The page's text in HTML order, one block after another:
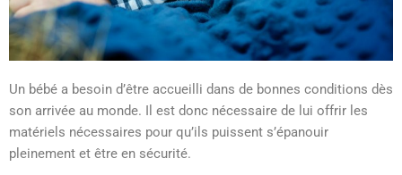
Un bébé a besoin d’être accueilli dans de bonnes conditions dès
son arrivée au monde. Il est donc nécessaire de lui offrir les
matériels nécessaires pour qu’ils puissent s’épanouir
pleinement et être en sécurité.